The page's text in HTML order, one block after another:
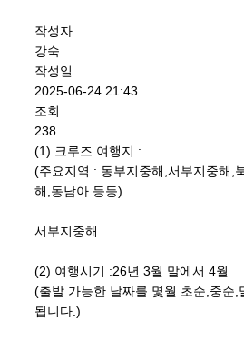
작성자
강숙
작성일
2025-06-24 21:43
조회
238
(1) 크루즈 여행지 :
(주요지역 : 동부지중해,서부지중해,
해,동남아 등등)
서부지중해
(2) 여행시기 :26년 3월 말에서 4월
(출발 가능한 날짜를 몇월 초순,중순,
됩니다.)